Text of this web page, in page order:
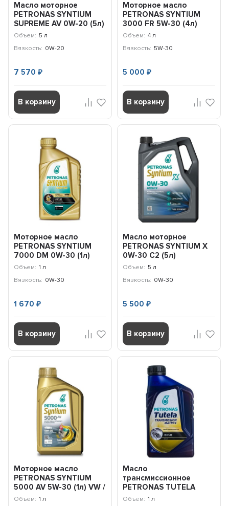
Масло моторное
PETRONAS SYNTIUM
SUPREME AV 0W-20 (5л)
71223M12EU
Объем: 5 л
Вязкость: 0W-20
7 570₽
В корзину
Моторное масло
PETRONAS SYNTIUM
3000 FR 5W-30 (4л)
Ford, Renault /
Объем: 4 л
Вязкость: 5W-30
5 000 ₽
В корзину
Моторное масло
PETRONAS SYNTIUM
7000 DM 0W-30 (1л)
Mercedes Benz /
Объем: 1 л
Вязкость: 0W-30
1 670₽
В корзину
Масло моторное
PETRONAS SYNTIUM X
0W-30 C2 (5л)
70981M12EU
Объем: 5 л
Вязкость: 0W-30
5 500 ₽
В корзину
Моторное масло
PETRONAS SYNTIUM
5000 AV 5W-30 (1л) VW /
70273E18EU
Объем: 1 л
Масло
трансмиссионное
PETRONAS TUTELA
MATRYX 75W-85 (1л)
Объем: 1 л